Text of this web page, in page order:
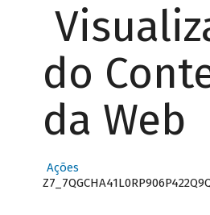
do
da Web
Ações